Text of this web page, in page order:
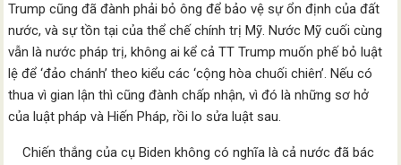
Trump cũng đã đành phải bỏ ông để bảo vệ sự ổn định của đất
nước, và sự tồn tại của thể chế chính trị Mỹ. Nước Mỹ cuối cùng
vẫn là nước pháp trị, không ai kể cả TT Trump muốn phế bỏ luật
lệ để ‘đảo chánh’ theo kiểu các ‘cộng hòa chuối chiên’. Nếu có
thua vì gian lận thì cũng đành chấp nhận, vì đó là những sơ hở
của luật pháp và Hiến Pháp, rồi lo sửa luật sau.
Chiến thắng của cụ Biden không có nghĩa là cả nước đã bác